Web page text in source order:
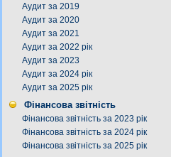
Аудит за 2019
Аудит за 2020
Аудит за 2021
Аудит за 2022 рік
Аудит за 2023
Аудит за 2024 рік
Аудит за 2025 рік
Фінансова звітність
Фінансова звітність за 2023 рік
Фінансова звітність за 2024 рік
Фінансова звітність за 2025 рік